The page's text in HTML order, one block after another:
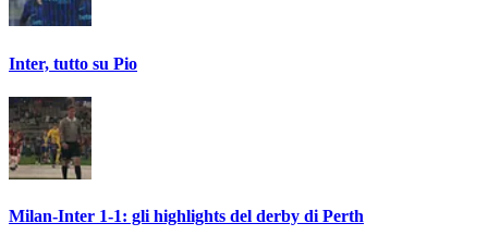
Inter, tutto su Pio
Milan-Inter 1-1: gli highlights del derby di Perth